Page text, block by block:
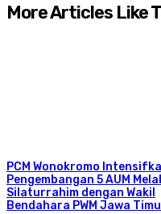
More Articles Like
PCM Wonokromo
Pengembangan 5 AUM
Silaturrahim dengan Wakil
Bendahara PWM Jawa